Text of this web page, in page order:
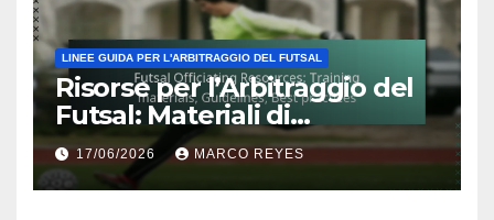
LINEE GUIDA PER L'ARBITRAGGIO DEL FUTSAL
Risorse per l’Arbitraggio del
Futsal: Materiali di
formazione, Linee guida,
Migliori pratiche
17/06/2026 MARCO REYES